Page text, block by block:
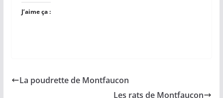
J’aime ça :
La poudrette de Montfaucon
Les rats de Montfaucon